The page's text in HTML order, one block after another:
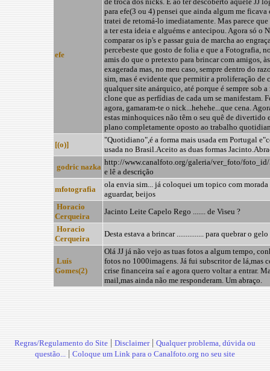
efe
para efe(3 ou 4) pensei que ainda algum me ficava
tratei de retomá-lo imediatamente. Mas parece
a ter esta ideia e alguéms e antecipou. Agora só o
comparar os ip's e passar guia de marcha ao
percebeste que gosto de folia e que a Fotografia,
amis do que o pretexto para brincar com amigos,
exagerada mas, no meu caso, sempre dentro do
sim, mas é evidente que permitir a proliferação de
qualquer site anárquico, até porque é sempre sob a
clone que as perfídias de cada um se manifestam.
agora, gamaram-te o nick...hehehe...que cena.
estas minhoquices não têm o seu quê de divertido
plano completamente oposto ao trabalho
[(o)]
"Quotidiano",é a forma mais usada em Portugal
usada no Brasil.Aceito as duas formas
godric nazka
http://www.canalfoto.org/galeria/ver_foto/
e lê a descrição
mfotografia
ola envia sim... já coloquei um topico com morada
aguardar, beijos
Horacio
Cerqueira
Jacinto Leite Capelo Rego ....... de Viseu ?
Horacio
Cerqueira
Desta estava a brincar ............... para quebrar o gelo
Luís
Gomes(2)
Olá JJ já não vejo as tuas fotos a algum tempo,
fotos no 1000imagens. Já fui subscritor de lá,mas
crise financeira saí e agora quero voltar a entrar.
mail,mas ainda não me responderam. Um abraço.
Regras/Regulamento do Site | Disclaimer| Qualquer problema, dúvida ou
questão... | Coloque um Link para o Canalfoto.org no seu site